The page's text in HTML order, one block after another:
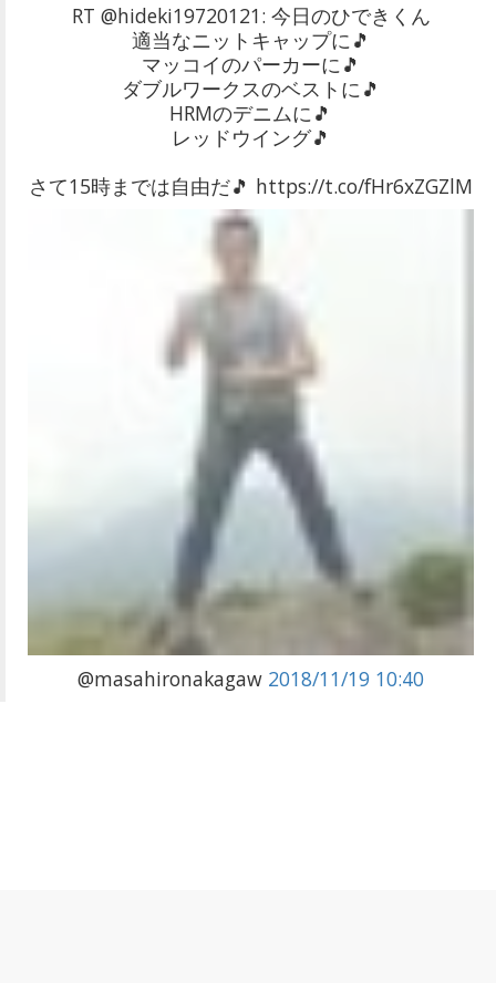
RT @hideki19720121: 今日のひできくん
適当なニットキャップに🎵
マッコイのパーカーに🎵
ダブルワークスのベストに🎵
HRMのデニムに🎵
レッドウイング🎵
さて15時までは自由だ🎵 https://t.co/fHr6xZGZlM
@masahironakagaw 2018/11/19 10:40